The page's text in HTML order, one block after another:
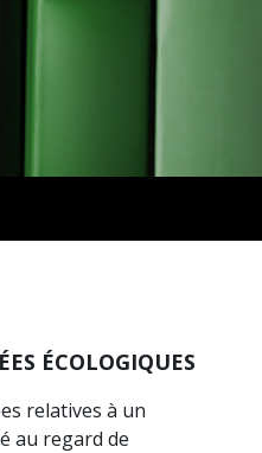
ÉCOLOGIQUES
relatives à un
au regard de